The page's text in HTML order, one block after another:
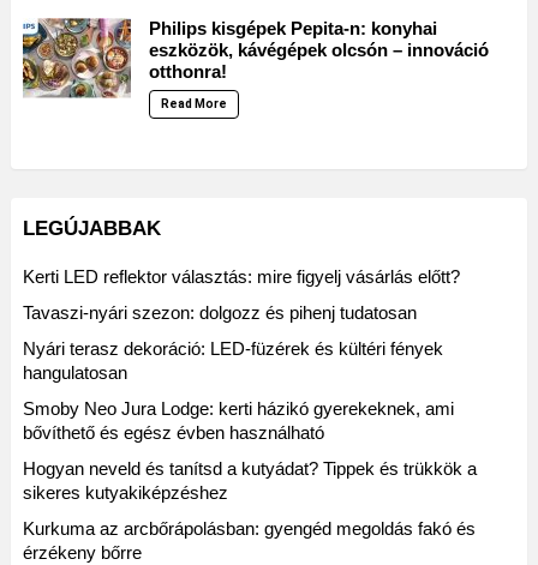
Philips kisgépek Pepita-n: konyhai
eszközök, kávégépek olcsón – innováció
otthonra!
Read More
LEGÚJABBAK
Kerti LED reflektor választás: mire figyelj vásárlás előtt?
Tavaszi-nyári szezon: dolgozz és pihenj tudatosan
Nyári terasz dekoráció: LED-füzérek és kültéri fények
hangulatosan
Smoby Neo Jura Lodge: kerti házikó gyerekeknek, ami
bővíthető és egész évben használható
Hogyan neveld és tanítsd a kutyádat? Tippek és trükkök a
sikeres kutyakiképzéshez
Kurkuma az arcbőrápolásban: gyengéd megoldás fakó és
érzékeny bőrre